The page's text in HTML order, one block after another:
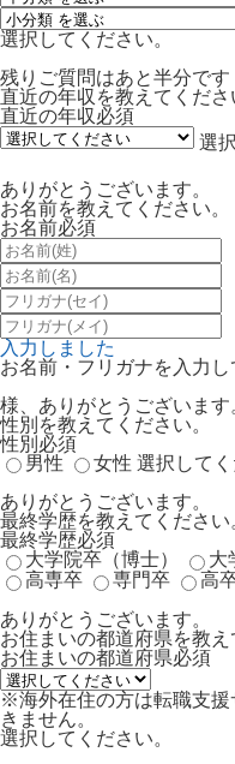
選択してください。
残りご質問はあと半分です
直近の年収を教えてくださ
直近の年収必須
選
ありがとうございます。
お名前を教えてください。
お名前必須
入力しました
お名前・フリガナを入力し
様、ありがとうございます
性別を教えてください。
性別 必須
男性
女性 選択してく
ありがとうございます。
最終学歴を教えてください
最終学歴必須
大学院卒（博士）
大
高専卒
専門卒 高
ありがとうございます。
お住まいの都道府県を教え
お住まいの都道府県必須
※海外在住の方は転職支
きません。
選択してください。